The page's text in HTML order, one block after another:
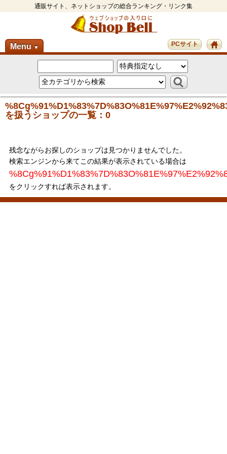
通販サイト、ネットショップの総合ランキング・リンク集
Menu ▼ PCサイト
を扱うショップの一覧：0
残念ながらお探しのショップは見つかりませんでした。
検索エンジンから来てこの結果が表示されている場合は
をクリックすれば表示されます。